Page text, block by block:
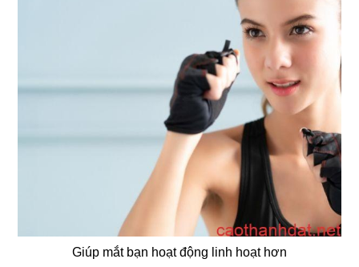
Giúp mắt bạn hoạt động linh hoạt hơn